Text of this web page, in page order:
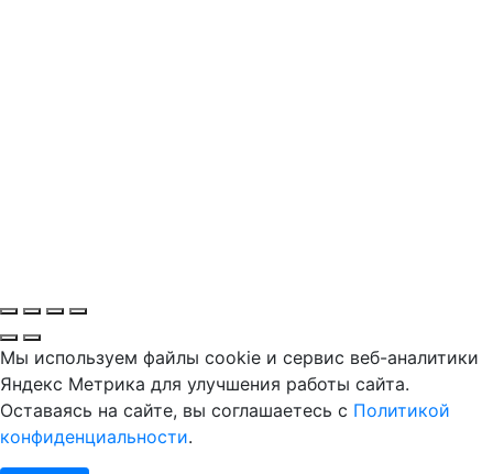
Мы используем файлы cookie и сервис веб-аналитики
Яндекс Метрика для улучшения работы сайта.
Оставаясь на сайте, вы соглашаетесь с Политикой
конфиденциальности.